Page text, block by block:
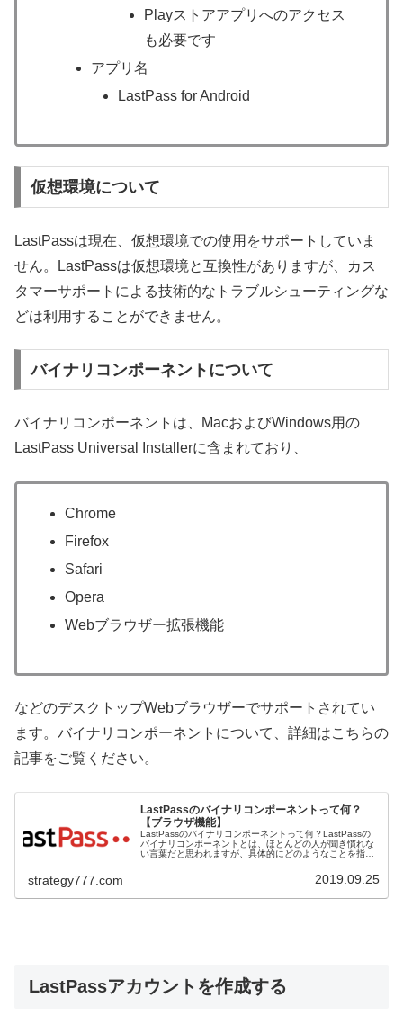
Playストアアプリへのアクセス
も必要です
アプリ名
LastPass for Android
仮想環境について
LastPassは現在、仮想環境での使用をサポートしていま
せん。LastPassは仮想環境と互換性がありますが、カス
タマーサポートによる技術的なトラブルシューティングな
どは利用することができません。
バイナリコンポーネントについて
バイナリコンポーネントは、MacおよびWindows用の
LastPass Universal Installerに含まれており、
Chrome
Firefox
Safari
Opera
Webブラウザー拡張機能
などのデスクトップWebブラウザーでサポートされてい
ます。バイナリコンポーネントについて、詳細はこちらの
記事をご覧ください。
LastPassのバイナリコンポーネントって何？
【ブラウザ機能】
LastPassのバイナリコンポーネントって何？LastPassの
バイナリコンポーネントとは、ほとんどの人が聞き慣れな
い言葉だと思われますが、具体的にどのようなことを指す
strategy777.com 2019.09.25
LastPassアカウントを作成する